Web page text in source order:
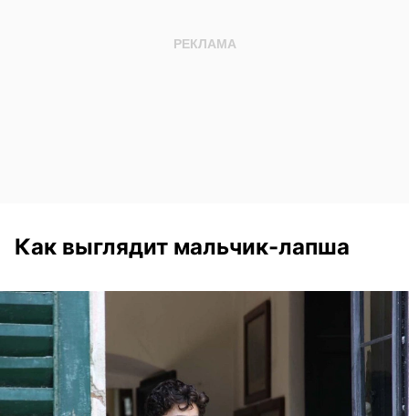
Как выглядит мальчик-лапша